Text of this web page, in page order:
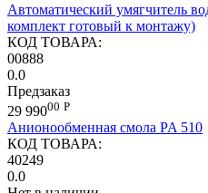
Автоматический умягчитель
комплект готовый к монтажу)
КОД ТОВАРА:
00888
0.0
Предзаказ
29 99000 Р
Анионообменная смола PA 510
КОД ТОВАРА:
40249
0.0